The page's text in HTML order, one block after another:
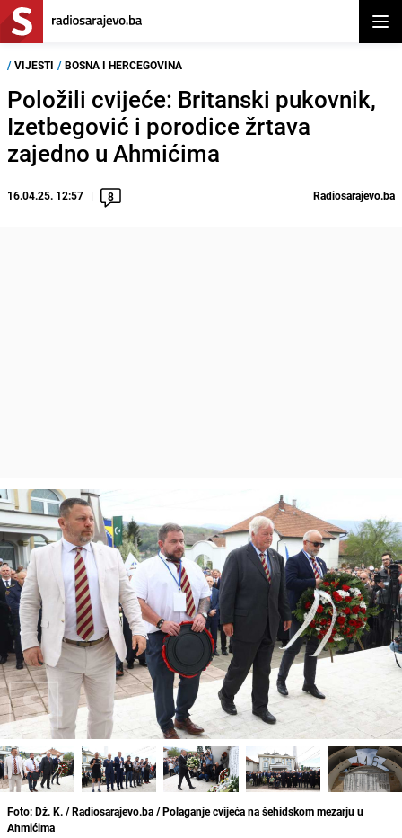
/ VIJESTI / BOSNA I HERCEGOVINA
Položili cvijeće: Britanski pukovnik,
Izetbegović i porodice žrtava
zajedno u Ahmićima
16.04.25. 12:57 8 Radiosarajevo.ba
Foto: Dž. K. / Radiosarajevo.ba / Polaganje cvijeća na šehidskom mezarju u
Ahmićima